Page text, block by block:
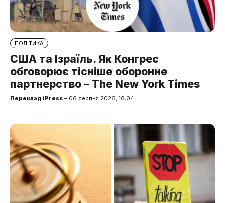
ПОЛІТИКА
США та Ізраїль. Як Конгрес
обговорює тісніше оборонне
партнерство – The New York Times
Переклад iPress – 06 серпня 2026, 16:04